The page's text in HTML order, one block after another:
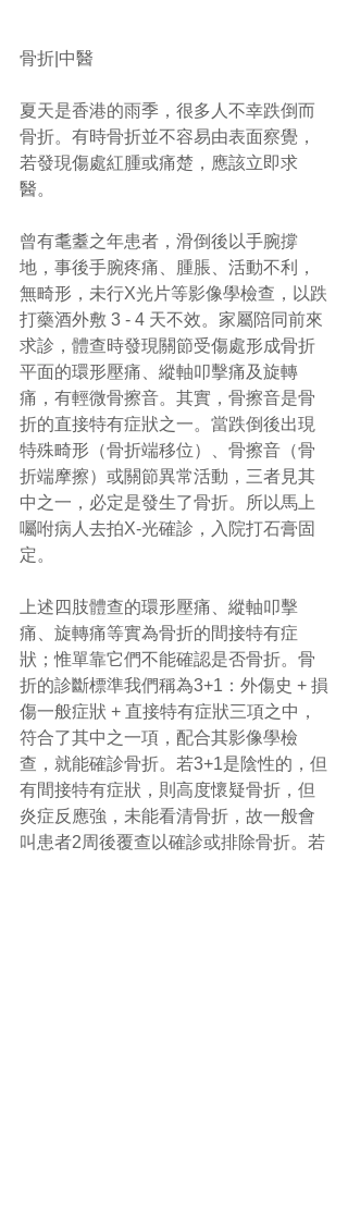
骨折|中醫
夏天是香港的雨季，很多人不幸跌倒而
骨折。有時骨折並不容易由表面察覺，
若發現傷處紅腫或痛楚，應該立即求
醫。
曾有耄耋之年患者，滑倒後以手腕撐
地，事後手腕疼痛、腫脹、活動不利，
無畸形，未行X光片等影像學檢查，以跌
打藥酒外敷 3 - 4 天不效。家屬陪同前來
求診，體查時發現關節受傷處形成骨折
平面的環形壓痛、縱軸叩擊痛及旋轉
痛，有輕微骨擦音。其實，骨擦音是骨
折的直接特有症狀之一。當跌倒後出現
特殊畸形（骨折端移位）、骨擦音（骨
折端摩擦）或關節異常活動，三者見其
中之一，必定是發生了骨折。所以馬上
囑咐病人去拍X-光確診，入院打石膏固
定。
上述四肢體查的環形壓痛、縱軸叩擊
痛、旋轉痛等實為骨折的間接特有症
狀；惟單靠它們不能確認是否骨折。骨
折的診斷標準我們稱為3+1：外傷史 + 損
傷一般症狀 + 直接特有症狀三項之中，
符合了其中之一項，配合其影像學檢
查，就能確診骨折。若3+1是陰性的，但
有間接特有症狀，則高度懷疑骨折，但
炎症反應強，未能看清骨折，故一般會
叫患者2周後覆查以確診或排除骨折。若